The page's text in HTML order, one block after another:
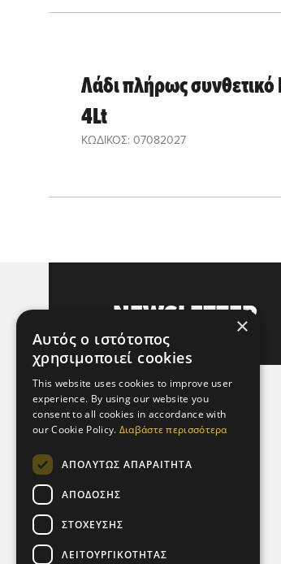
Λάδι πλήρως
4Lt
ΚΩΔΙΚΟΣ: 07082027
NEWSLETTER
ΧΡΗΣΙΜΕΣ ΣΕΛΙΔΕΣ
Πολιτική Απορρήτου &
Προστασίας Προσωπικών
Δεδομένων
Πολιτική Μικροδεδομένων
×
Αυτός ο ιστότοπος
χρησιμοποιεί cookies
This website uses cookies to improve user
experience. By using our website you
consent to all cookies in accordance with
our Cookie Policy. Διαβάστε περισσότερα
ΑΠΟΛΎΤΩΣ ΑΠΑΡΑΊΤΗΤΑ
ΑΠΌΔΟΣΗΣ
ΣΤΌΧΕΥΣΗΣ
ΛΕΙΤΟΥΡΓΙΚΌΤΗΤΑΣ